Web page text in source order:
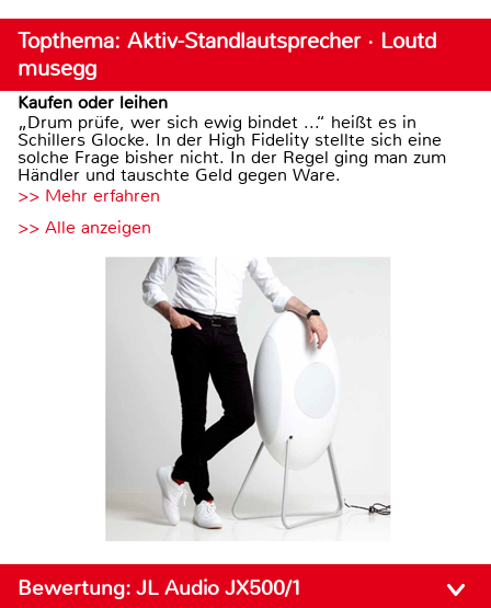
Topthema: Aktiv-Standlautsprecher · Loutd
musegg
Kaufen oder leihen
„Drum prüfe, wer sich ewig bindet ...“ heißt es in
Schillers Glocke. In der High Fidelity stellte sich eine
solche Frage bisher nicht. In der Regel ging man zum
Händler und tauschte Geld gegen Ware.
>> Mehr erfahren
>> Alle anzeigen
Bewertung: JL Audio JX500/1